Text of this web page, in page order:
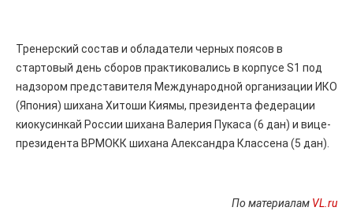
Тренерский состав и обладатели черных поясов в
стартовый день сборов практиковались в корпусе S1 под
надзором представителя Международной организации ИКО
(Япония) шихана Хитоши Киямы, президента федерации
киокусинкай России шихана Валерия Пукаса (6 дан) и вице-
президента ВРМОКК шихана Александра Классена (5 дан).
По материалам VL.ru